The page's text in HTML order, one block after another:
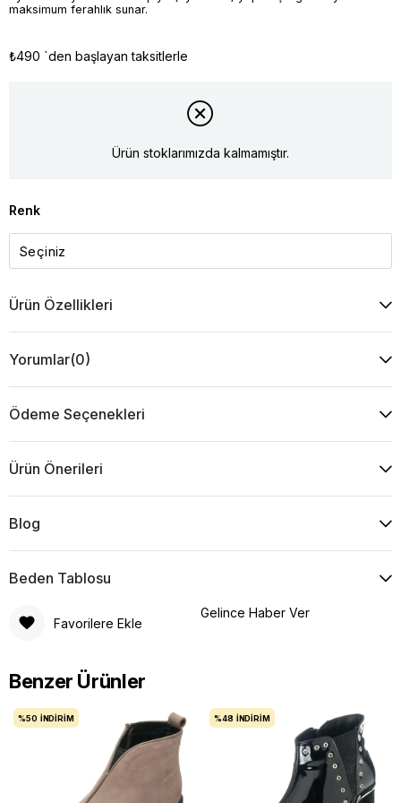
maksimum ferahlık sunar.
₺490 `den başlayan taksitlerle
Ürün stoklarımızda kalmamıştır.
Renk
Ürün Özellikleri
Yorumlar(0)
Ödeme Seçenekleri
Ürün Önerileri
Blog
Beden Tablosu
Favorilere Ekle
Gelince Haber Ver
Benzer Ürünler
%50 İNDIRIM %48 İNDIRIM